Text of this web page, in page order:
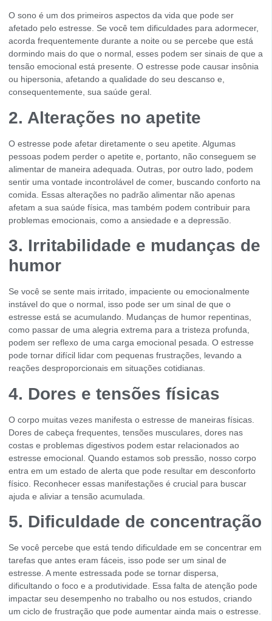
O sono é um dos primeiros aspectos da vida que pode ser
afetado pelo estresse. Se você tem dificuldades para adormecer,
acorda frequentemente durante a noite ou se percebe que está
dormindo mais do que o normal, esses podem ser sinais de que a
tensão emocional está presente. O estresse pode causar insônia
ou hipersonia, afetando a qualidade do seu descanso e,
consequentemente, sua saúde geral.
2. Alterações no apetite
O estresse pode afetar diretamente o seu apetite. Algumas
pessoas podem perder o apetite e, portanto, não conseguem se
alimentar de maneira adequada. Outras, por outro lado, podem
sentir uma vontade incontrolável de comer, buscando conforto na
comida. Essas alterações no padrão alimentar não apenas
afetam a sua saúde física, mas também podem contribuir para
problemas emocionais, como a ansiedade e a depressão.
3. Irritabilidade e mudanças de
humor
Se você se sente mais irritado, impaciente ou emocionalmente
instável do que o normal, isso pode ser um sinal de que o
estresse está se acumulando. Mudanças de humor repentinas,
como passar de uma alegria extrema para a tristeza profunda,
podem ser reflexo de uma carga emocional pesada. O estresse
pode tornar difícil lidar com pequenas frustrações, levando a
reações desproporcionais em situações cotidianas.
4. Dores e tensões físicas
O corpo muitas vezes manifesta o estresse de maneiras físicas.
Dores de cabeça frequentes, tensões musculares, dores nas
costas e problemas digestivos podem estar relacionados ao
estresse emocional. Quando estamos sob pressão, nosso corpo
entra em um estado de alerta que pode resultar em desconforto
físico. Reconhecer essas manifestações é crucial para buscar
ajuda e aliviar a tensão acumulada.
5. Dificuldade de concentração
Se você percebe que está tendo dificuldade em se concentrar em
tarefas que antes eram fáceis, isso pode ser um sinal de
estresse. A mente estressada pode se tornar dispersa,
dificultando o foco e a produtividade. Essa falta de atenção pode
impactar seu desempenho no trabalho ou nos estudos, criando
um ciclo de frustração que pode aumentar ainda mais o estresse.